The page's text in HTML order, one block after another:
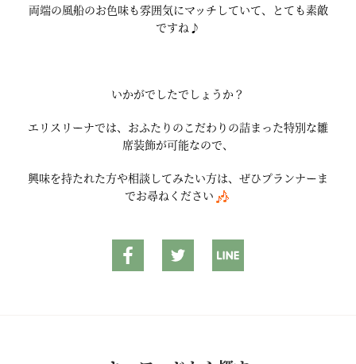
両端の風船のお色味も雰囲気にマッチしていて、とても素敵
ですね♪
いかがでしたでしょうか？
エリスリーナでは、おふたりのこだわりの詰まった特別な雛
席装飾が可能なので、
興味を持たれた方や相談してみたい方は、ぜひプランナーま
でお尋ねください